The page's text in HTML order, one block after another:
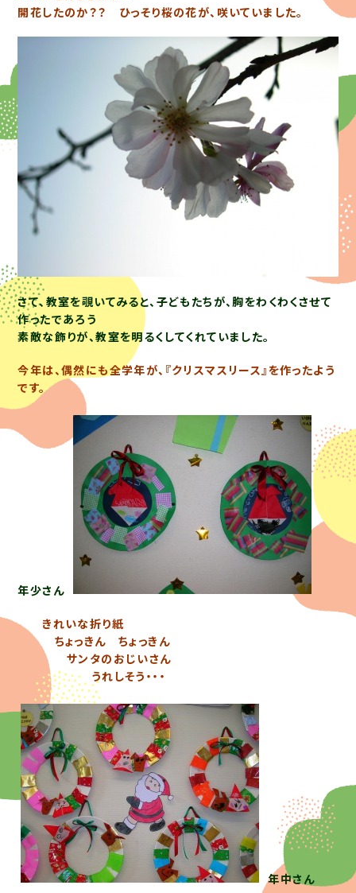
開花したのか？？ ひっそり桜の花が、咲いていました。
さて、教室を覗いてみると、子どもたちが、胸をわくわくさせて
作ったであろう
素敵な飾りが、教室を明るくしてくれていました。
今年は、偶然にも全学年が、『クリスマスリース』を作ったよう
です。
年少さん
きれいな折り紙
ちょっきん ちょっきん
サンタのおじいさん
うれしそう・・・
年中さん